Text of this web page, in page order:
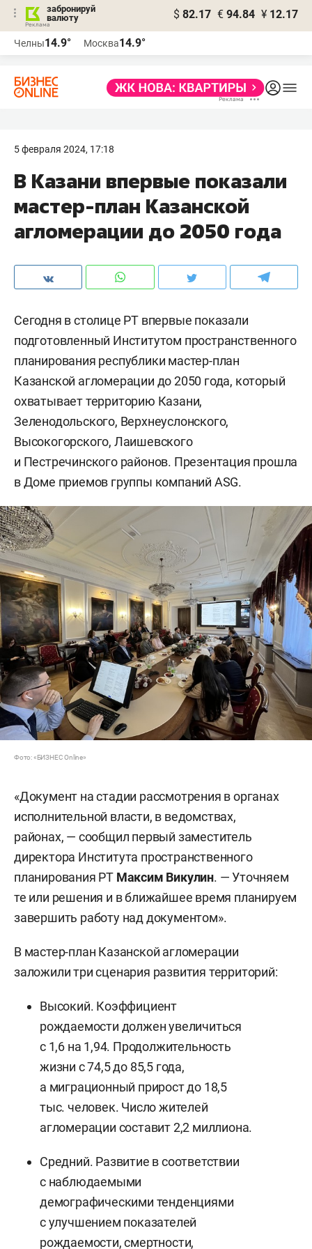
забронируй
валюту
$ 82.17 € 94.84 ¥ 12.17
Челны14.9° Москва14.9°
5 февраля 2024, 17:18
В Казани впервые показали
мастер-план Казанской
агломерации до 2050 года
Сегодня в столице РТ впервые показали
подготовленный Институтом пространственного
планирования республики мастер-план
Казанской агломерации до 2050 года, который
охватывает территорию Казани,
Зеленодольского, Верхнеуслонского,
Высокогорского, Лаишевского
и Пестречинского районов. Презентация прошла
в Доме приемов группы компаний ASG.
Фото: «БИЗНЕС Online»
«Документ на стадии рассмотрения в органах
исполнительной власти, в ведомствах,
районах, — сообщил первый заместитель
директора Института пространственного
планирования РТ Максим Викулин. — Уточняем
те или решения и в ближайшее время планируем
завершить работу над документом».
В мастер-план Казанской агломерации
заложили три сценария развития территорий:
Высокий. Коэффициент
рождаемости должен увеличиться
с 1,6 на 1,94. Продолжительность
жизни с 74,5 до 85,5 года,
а миграционный прирост до 18,5
тыс. человек. Число жителей
агломерации составит 2,2 миллиона.
Средний. Развитие в соответствии
с наблюдаемыми
демографическими тенденциями
с улучшением показателей
рождаемости, смертности,